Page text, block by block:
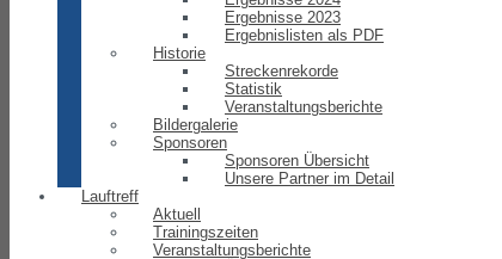
Ergebnisse 2023
Ergebnislisten als PDF
Historie
Streckenrekorde
Statistik
Veranstaltungsberichte
Bildergalerie
Sponsoren
Sponsoren Übersicht
Unsere Partner im Detail
Lauftreff
Aktuell
Trainingszeiten
Veranstaltungsberichte